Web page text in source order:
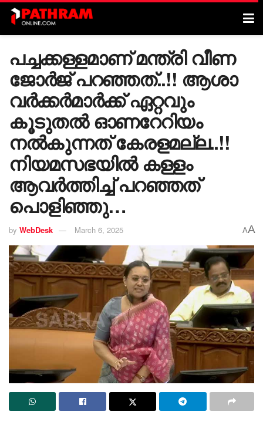
പച്ചക്കള്ളമാണ് മന്ത്രി വീണ
ജോർജ് പറഞ്ഞത്..!! ആശാ
വർക്കർമാർക്ക് ഏറ്റവും
കൂടുതൽ ഓണറേറിയം
നൽകുന്നത് കേരളമല്ല..!!
നിയമസഭയിൽ കള്ളം
ആവർത്തിച്ച് പറഞ്ഞത്
പൊളിഞ്ഞു…
by WebDesk March 6, 2025 AA